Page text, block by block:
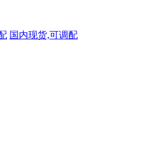
国内现货,可调配